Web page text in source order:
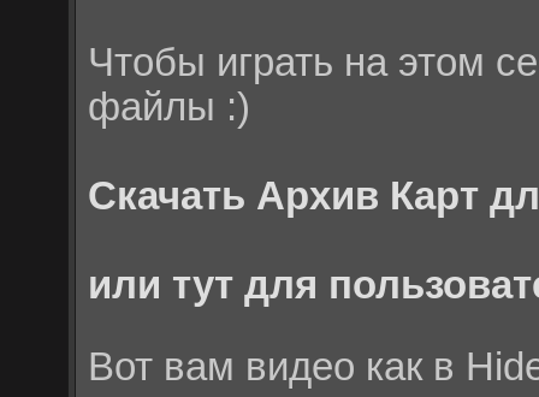
Чтобы играть на этом
файлы :)
Скачать Архив Карт
или тут для
Вот вам видео как в